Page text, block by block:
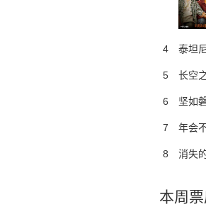
4 泰坦
5 长空
6 坚如
7 年会
8 消失
本周